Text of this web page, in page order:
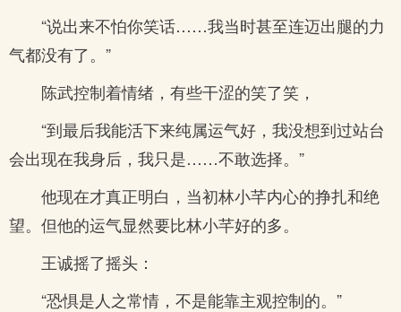
“说出来不怕你笑话……我当时甚至连迈出腿的力
气都没有了。”
陈武控制着情绪，有些干涩的笑了笑，
“到最后我能活下来纯属运气好，我没想到过站台
会出现在我身后，我只是……不敢选择。”
他现在才真正明白，当初林小芊内心的挣扎和绝
望。但他的运气显然要比林小芊好的多。
王诚摇了摇头：
“恐惧是人之常情，不是能靠主观控制的。”